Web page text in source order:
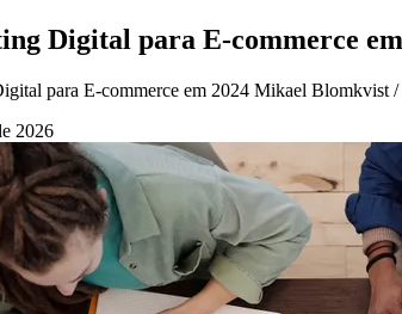
Digital para E-commerce
para E-commerce em 2024 Mikael Blomkvist
2026